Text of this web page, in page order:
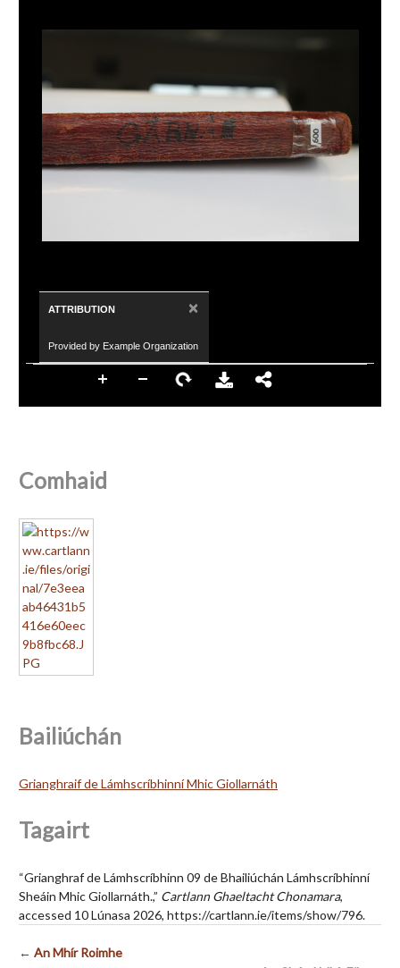
ATTRIBUTION ×
Provided by Example Organization
Comhaid
Bailiúchán
Grianghraif de Lámhscríbhinní Mhic Giollarnáth
Tagairt
“Grianghraf de Lámhscríbhinn 09 de Bhailiúchán Lámhscríbhinní
Sheáin Mhic Giollarnáth.,” Cartlann Ghaeltacht Chonamara,
accessed 10 Lúnasa 2026, https://cartlann.ie/items/show/796.
← An Mhír Roimhe